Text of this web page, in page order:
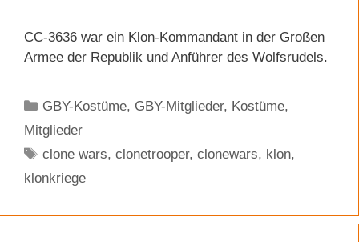
CC-3636 war ein Klon-Kommandant in der Großen
Armee der Republik und Anführer des Wolfsrudels.
Kategorien
GBY-Kostüme, GBY-Mitglieder, Kostüme,
Mitglieder
Schlagwörter
clone wars,clonetrooper,clonewars, klon,
klonkriege